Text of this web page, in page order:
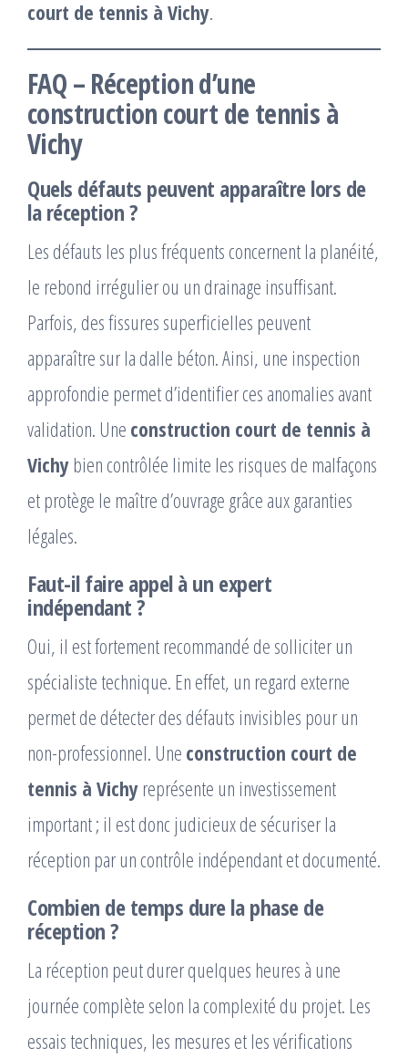
court de tennis à Vichy.
FAQ – Réception d’une
construction court de tennis à
Vichy
Quels défauts peuvent apparaître lors de
la réception ?
Les défauts les plus fréquents concernent la planéité,
le rebond irrégulier ou un drainage insuffisant.
Parfois, des fissures superficielles peuvent
apparaître sur la dalle béton. Ainsi, une inspection
approfondie permet d’identifier ces anomalies avant
validation. Une construction court de tennis à
Vichy bien contrôlée limite les risques de malfaçons
et protège le maître d’ouvrage grâce aux garanties
légales.
Faut-il faire appel à un expert
indépendant ?
Oui, il est fortement recommandé de solliciter un
spécialiste technique. En effet, un regard externe
permet de détecter des défauts invisibles pour un
non-professionnel. Une construction court de
tennis à Vichy représente un investissement
important ; il est donc judicieux de sécuriser la
réception par un contrôle indépendant et documenté.
Combien de temps dure la phase de
réception ?
La réception peut durer quelques heures à une
journée complète selon la complexité du projet. Les
essais techniques, les mesures et les vérifications